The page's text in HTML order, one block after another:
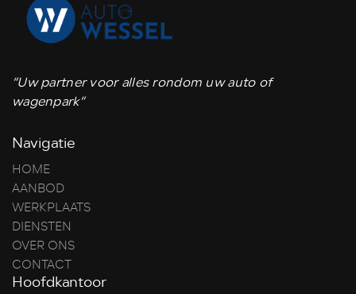
“Uw partner voor alles rondom uw auto of
wagenpark”
Navigatie
HOME
AANBOD
WERKPLAATS
DIENSTEN
OVER ONS
CONTACT
Hoofdkantoor